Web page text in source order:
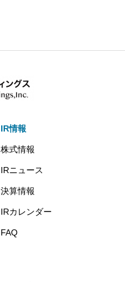
IR情報
株式情報
IRニュース
決算情報
IRカレンダー
FAQ